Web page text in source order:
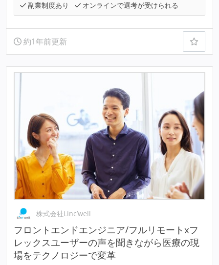
副業制度あり
オンラインで選考が受けられる
約1年前更新
株式会社Linc’well
フロントエンドエンジニア/フルリモートxフ
レックスユーザーの声を聞きながら医療の現
場をテクノロジーで変革